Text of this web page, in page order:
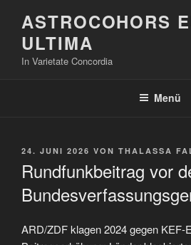
Inhalt
springen
ASTROCOHORS
ULTIMA
In Varietate Concordia
Menü
VERÖFFENTLICHT
24. JUNI 2026 VON THALASSA
Rundfunkbeitrag vor
ARD/ZDF klagen 2024 gegen KEF-